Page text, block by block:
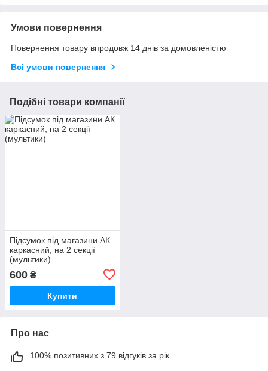
Умови повернення
Повернення товару впродовж 14 днів за домовленістю
Всі умови повернення
Подібні товари компанії
Підсумок під магазини АК
каркасний, на 2 секції
(мультики)
600 ₴
Купити
Про нас
100% позитивних з 79 відгуків за рік